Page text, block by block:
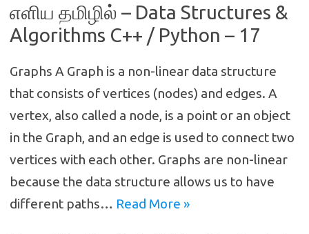
எளிய தமிழில் – Data Structures &
Algorithms C++ / Python – 17
Graphs A Graph is a non-linear data structure
that consists of vertices (nodes) and edges. A
vertex, also called a node, is a point or an object
in the Graph, and an edge is used to connect two
vertices with each other. Graphs are non-linear
because the data structure allows us to have
different paths… Read More »